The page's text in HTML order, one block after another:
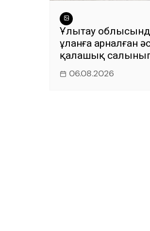
Ұлытау
ұланға арналған
қалашық
06.08.2026